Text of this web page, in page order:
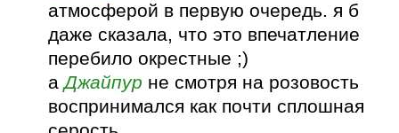
атмосферой в первую очередь. я б
даже сказала, что это впечатление
перебило окрестные ;)
аДжайпур не смотря на розовость
воспринимался как почти сплошная